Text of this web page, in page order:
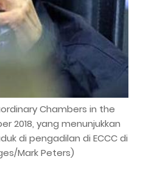
Chambers in the
2018, yang menunjukkan
di pengadilan di ECCC di
Mark Peters)